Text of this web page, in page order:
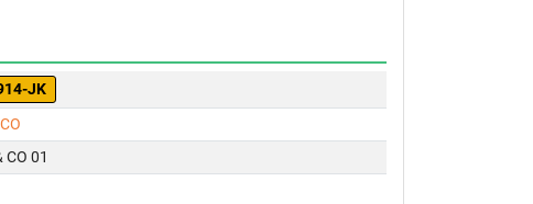
JK
CO 01